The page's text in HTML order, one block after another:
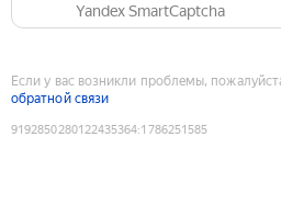
Yandex SmartCaptcha
Если у вас возникли проблемы,
обратной связи
9192850280122435364:1786251585